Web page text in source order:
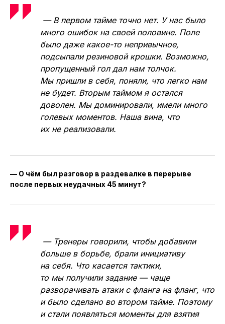
— В первом тайме точно нет. У нас было
много ошибок на своей половине. Поле
было даже какое-то непривычное,
подсыпали резиновой крошки. Возможно,
пропущенный гол дал нам толчок.
Мы пришли в себя, поняли, что легко нам
не будет. Вторым таймом я остался
доволен. Мы доминировали, имели много
голевых моментов. Наша вина, что
их не реализовали.
— О чём был разговор в раздевалке в перерыве
после первых неудачных 45 минут?
— Тренеры говорили, чтобы добавили
больше в борьбе, брали инициативу
на себя. Что касается тактики,
то мы получили задание — чаще
разворачивать атаки с фланга на фланг, что
и было сделано во втором тайме. Поэтому
и стали появляться моменты для взятия